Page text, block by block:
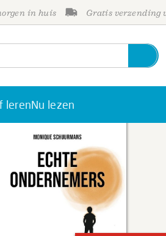
in huis Gratis verzending
lerenNu lezen